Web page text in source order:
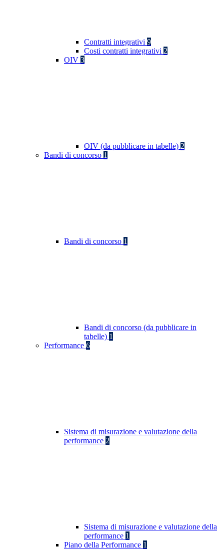
Contratti integrativi 9
Costi contratti integrativi 2
OIV 3
OIV (da pubblicare in tabelle) 2
Bandi di concorso 1
Bandi di concorso 1
Bandi di concorso (da pubblicare in
tabelle) 1
Performance 6
Sistema di misurazione e valutazione della
performance 2
Sistema di misurazione e valutazione della
performance 1
Piano della Performance 1